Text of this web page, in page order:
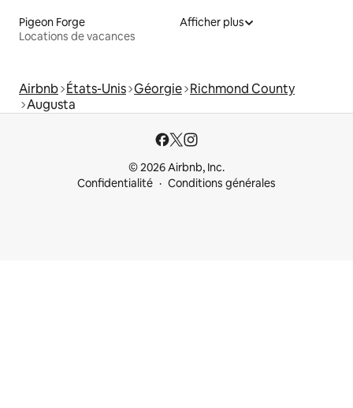
Pigeon Forge
Locations de vacances
Afficher plus
Airbnb États-Unis Géorgie Richmond County
Augusta
© 2026 Airbnb, Inc.
Confidentialité
Conditions générales